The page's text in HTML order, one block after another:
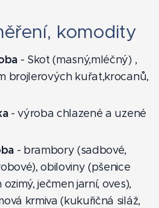
komodity
- Skot (masný,mléčný) ,
brojlerových kuřat,krocanů,
- výroba chlazené a uzené
- brambory (sadbové,
obiloviny (pšenice
ječmen jarní, oves),
krmiva (kukuřičná siláž,